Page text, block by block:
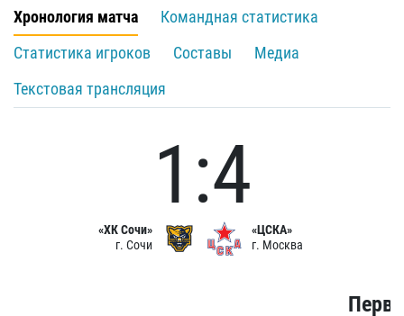
Хронология матча
Командная статистика
Статистика игроков
Составы
Медиа
Текстовая трансляция
«ХК Сочи»
г. Сочи
1:4
«ЦСКА»
г. Москва